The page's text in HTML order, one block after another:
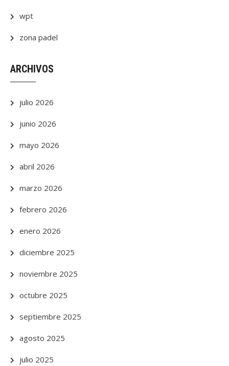
wpt
zona padel
ARCHIVOS
julio 2026
junio 2026
mayo 2026
abril 2026
marzo 2026
febrero 2026
enero 2026
diciembre 2025
noviembre 2025
octubre 2025
septiembre 2025
agosto 2025
julio 2025